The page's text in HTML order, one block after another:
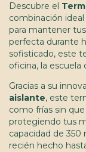
Descubre el
combinación
para mantener
perfecta durante
sofisticado, este
oficina, la
Gracias a su
aislante, este
como frías sin
protegiendo tus
capacidad de 350
recién hecho